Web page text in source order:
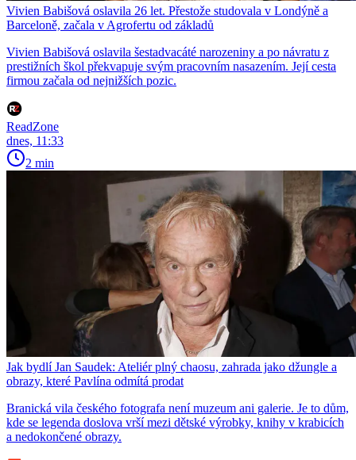
Vivien Babišová oslavila 26 let. Přestože studovala v Londýně a
Barceloně, začala v Agrofertu od základů
Vivien Babišová oslavila šestadvacáté narozeniny a po návratu z
prestižních škol překvapuje svým pracovním nasazením. Její cesta
firmou začala od nejnižších pozic.
ReadZone
dnes, 11:33
2 min
Jak bydlí Jan Saudek: Ateliér plný chaosu, zahrada jako džungle a
obrazy, které Pavlína odmítá prodat
Branická vila českého fotografa není muzeum ani galerie. Je to dům,
kde se legenda doslova vrší mezi dětské výrobky, knihy v krabicích
a nedokončené obrazy.